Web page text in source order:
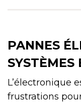
PANNES
SYSTÈMES
L’électronique
frustrations